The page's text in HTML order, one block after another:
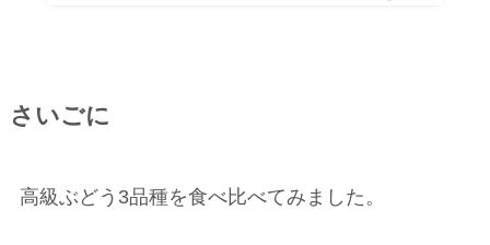
さいごに
高級ぶどう3品種を食べ比べてみました。